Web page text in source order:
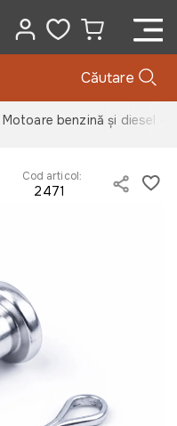
Căutare
Motoare benzină și diesel
Cod articol:
2471